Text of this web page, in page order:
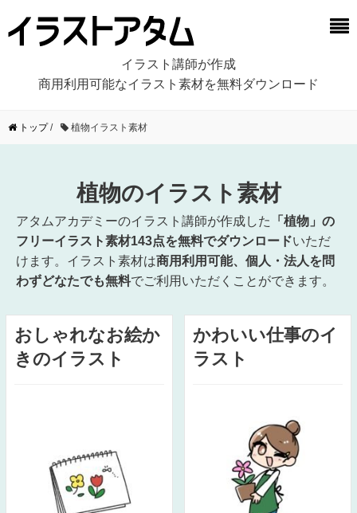
イラスト講師が作成
商用利用可能なイラスト素材を無料ダウンロード
トップ/ 植物イラスト素材
植物のイラスト素材
アタムアカデミーのイラスト講師が作成した
「植物」の
フリーイラスト素材143点を無料でダウンロードいただ
けます。イラスト素材は商用利用可能、個人・法人を問
わずどなたでも無料でご利用いただくことができます。
おしゃれなお絵か
きのイラスト
かわいい仕事のイ
ラスト